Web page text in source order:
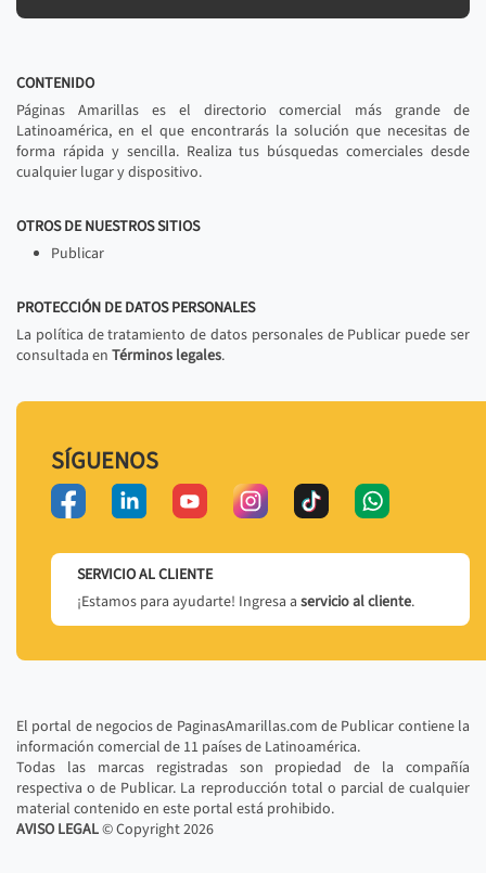
CONTENIDO
Páginas Amarillas es el directorio comercial más grande de
Latinoamérica, en el que encontrarás la solución que necesitas de
forma rápida y sencilla. Realiza tus búsquedas comerciales desde
cualquier lugar y dispositivo.
OTROS DE NUESTROS SITIOS
Publicar
PROTECCIÓN DE DATOS PERSONALES
La política de tratamiento de datos personales de Publicar puede ser
consultada en Términos legales.
SÍGUENOS
SERVICIO AL CLIENTE
¡Estamos para ayudarte! Ingresa a servicio al cliente.
El portal de negocios de PaginasAmarillas.com de Publicar contiene la
información comercial de 11 países de Latinoamérica.
Todas las marcas registradas son propiedad de la compañía
respectiva o de Publicar. La reproducción total o parcial de cualquier
material contenido en este portal está prohibido.
AVISO LEGAL© Copyright2026